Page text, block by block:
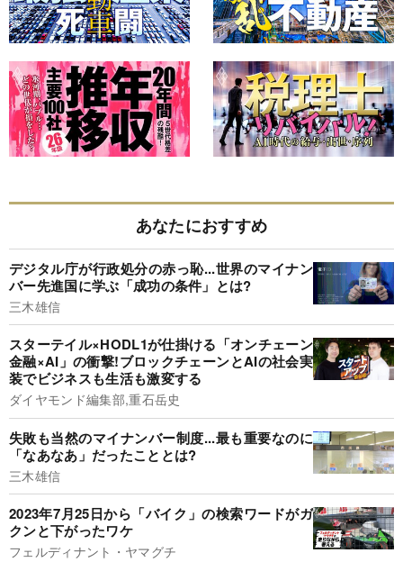
あなたにおすすめ
デジタル庁が行政処分の赤っ恥...世界のマイナン
バー先進国に学ぶ「成功の条件」とは?
三木雄信
スターテイル×HODL1が仕掛ける「オンチェーン
金融×AI」の衝撃!ブロックチェーンとAIの社会実
装でビジネスも生活も激変する
ダイヤモンド編集部,重石岳史
失敗も当然のマイナンバー制度...最も重要なのに
「なあなあ」だったこととは?
三木雄信
2023年7月25日から「バイク」の検索ワードがガ
クンと下がったワケ
フェルディナント・ヤマグチ